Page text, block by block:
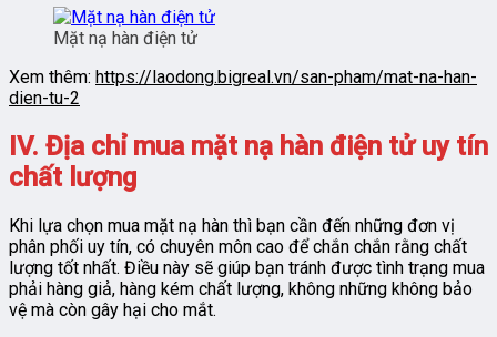
Mặt nạ hàn điện tử
Xem thêm: https://laodong.bigreal.vn/san-pham/mat-na-han-
dien-tu-2
IV. Địa chỉ mua mặt nạ hàn điện tử uy tín
chất lượng
Khi lựa chọn mua mặt nạ hàn thì bạn cần đến những đơn vị
phân phối uy tín, có chuyên môn cao để chắn chắn rằng chất
lượng tốt nhất. Điều này sẽ giúp bạn tránh được tình trạng mua
phải hàng giả, hàng kém chất lượng, không những không bảo
vệ mà còn gây hại cho mắt.